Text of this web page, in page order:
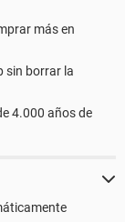
más en
sin borrar la
4.000 años de